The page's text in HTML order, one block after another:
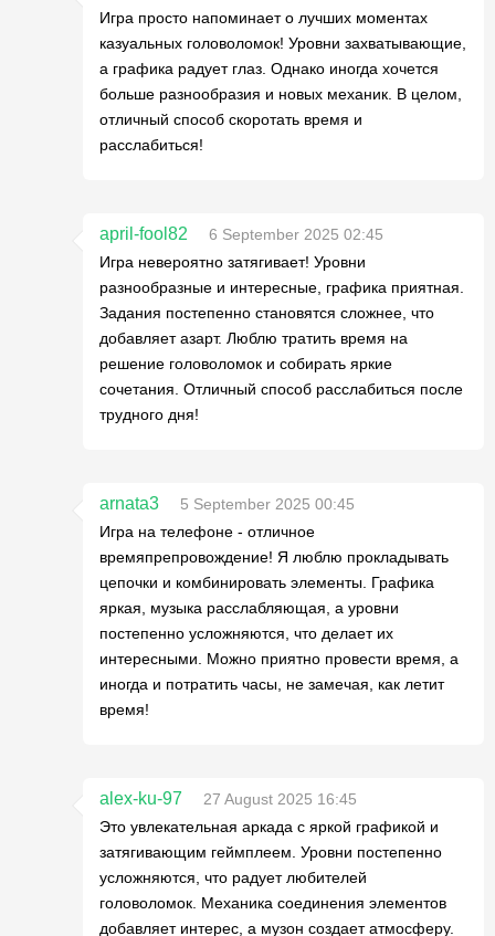
Игра просто напоминает о лучших моментах
казуальных головоломок! Уровни захватывающие,
а графика радует глаз. Однако иногда хочется
больше разнообразия и новых механик. В целом,
отличный способ скоротать время и
расслабиться!
april-fool82
6 September 2025 02:45
Игра невероятно затягивает! Уровни
разнообразные и интересные, графика приятная.
Задания постепенно становятся сложнее, что
добавляет азарт. Люблю тратить время на
решение головоломок и собирать яркие
сочетания. Отличный способ расслабиться после
трудного дня!
arnata3
5 September 2025 00:45
Игра на телефоне - отличное
времяпрепровождение! Я люблю прокладывать
цепочки и комбинировать элементы. Графика
яркая, музыка расслабляющая, а уровни
постепенно усложняются, что делает их
интересными. Можно приятно провести время, а
иногда и потратить часы, не замечая, как летит
время!
alex-ku-97
27 August 2025 16:45
Это увлекательная аркада с яркой графикой и
затягивающим геймплеем. Уровни постепенно
усложняются, что радует любителей
головоломок. Механика соединения элементов
добавляет интерес, а музон создает атмосферу.